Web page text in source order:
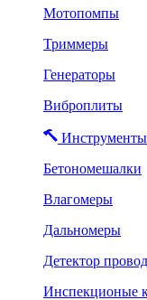
Мотопомпы
Триммеры
Генераторы
Виброплиты
Бетономешалки
Влагомеры
Дальномеры
Детектор
Инспекционые